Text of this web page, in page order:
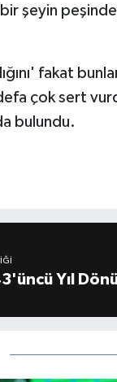
şeyin
fakat
çok sert
bulundu.
Yıl